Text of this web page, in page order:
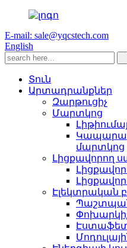
E-mail: sale@yqcstech.com
English
Տուն
Արտադրանքներ
Զարթուցիչ
Մարտկոց
մարտկոց
Լիցքավորող
Էլեկտրական